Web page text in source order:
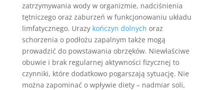
zatrzymywania wody w organizmie, nadciśnienia
tętniczego oraz zaburzeń w funkcjonowaniu układu
limfatycznego. Urazy kończyn dolnych oraz
schorzenia o podłożu zapalnym także mogą
prowadzić do powstawania obrzęków. Niewłaściwe
obuwie i brak regularnej aktywności fizycznej to
czynniki, które dodatkowo pogarszają sytuację. Nie
można zapominać o wpływie diety – nadmiar soli,